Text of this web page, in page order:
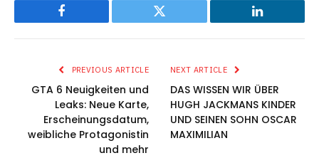
Facebook Twitter LinkedIn
PREVIOUS ARTICLE
GTA 6 Neuigkeiten und
Leaks: Neue Karte,
Erscheinungsdatum,
weibliche Protagonistin
und mehr
NEXT ARTICLE
DAS WISSEN WIR ÜBER
HUGH JACKMANS KINDER
UND SEINEN SOHN OSCAR
MAXIMILIAN